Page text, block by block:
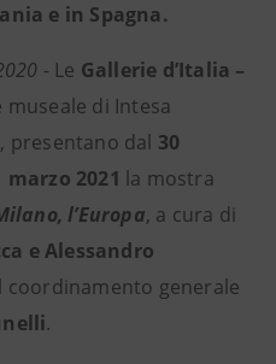
e in Spagna.
- Le Gallerie d’Italia –
museale di Intesa
presentano dal 30
2021 la mostra
l’Europa, a cura di
e Alessandro
coordinamento generale
.